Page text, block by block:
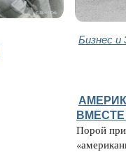
Бизнес и
Порой